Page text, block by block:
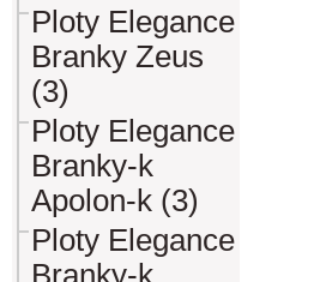
Ploty Elegance
Branky Zeus
(3)
Ploty Elegance
Branky-k
Apolon-k (3)
Ploty Elegance
Branky-k